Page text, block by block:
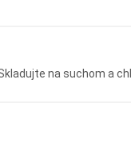
na suchom a